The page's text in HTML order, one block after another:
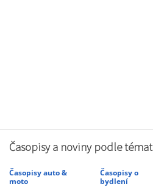
Časopisy a noviny podle témat
Časopisy auto &
moto
Časopisy o
bydlení